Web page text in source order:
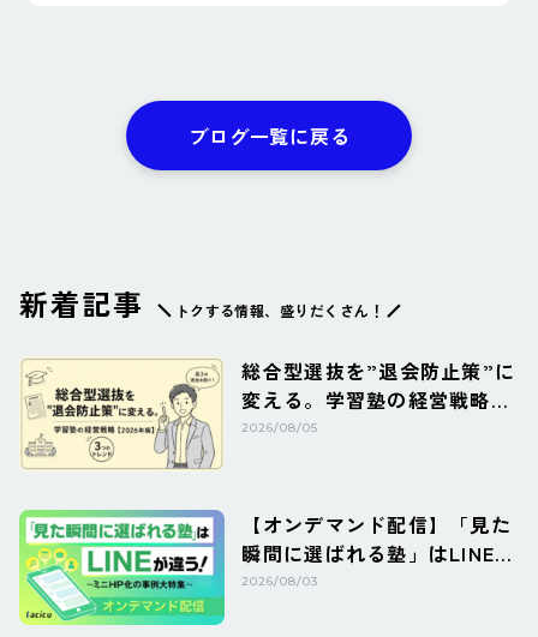
ブログ一覧に戻る
新着記事 トクする情報、盛りだくさん！
総合型選抜を”退会防止策”に
変える。学習塾の経営戦略
【2026年版】
2026/08/05
【オンデマンド配信】「見た
瞬間に選ばれる塾」はLINEが
違う！ミニHP化の事例大特
2026/08/03